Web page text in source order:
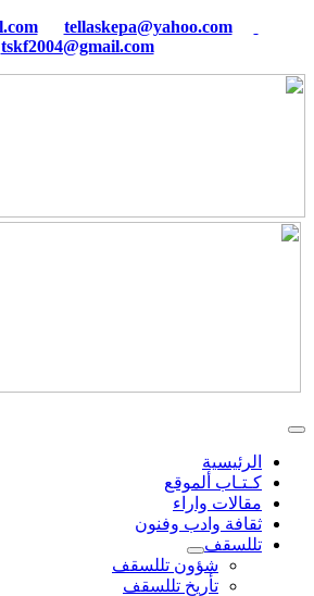
tellaskepa@yahoo.com
tskf2004@gmail.com
الرئيسية
كـتـاب ألموقع
مقالات واراء
ثقافة وادب وفنون
تللسقف
شؤون تللسقف
تأريخ تللسقف